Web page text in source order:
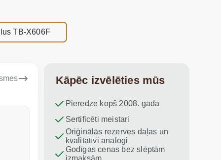
TB-X606F
Dina Vituma
Izcils serviss!
Kāpēc izvēlēties mūs
Pieredze kopš 2008. gada
Sertificēti meistari
Oriģinālās rezerves daļas un
kvalitatīvi analogi
Godīgas cenas bez slēptām
izmaksām